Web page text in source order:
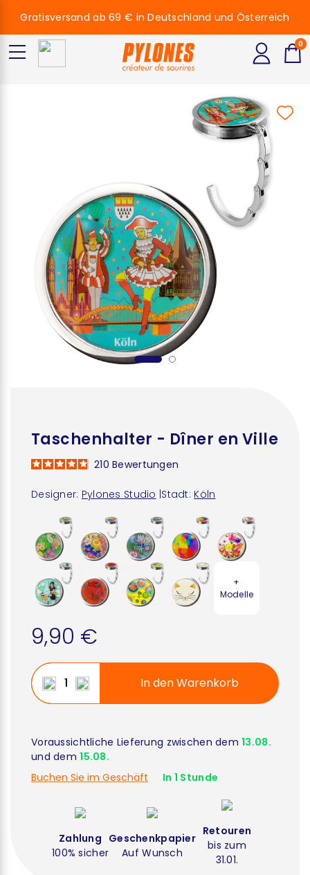
Taschenhalter - Dîner en Ville
Designer: Pylones Studio Stadt: Köln
210Bewertungen
+
Modelle
9,90 €
In den Warenkorb
Voraussichtliche Lieferung zwischen dem13.08.
und dem15.08.
Buchen Sie im Geschäft
In 1 Stunde
Zahlung
100% sicher
Geschenkpapier
Auf Wunsch
Retouren
bis zum
31.01.
Gratisversand ab 69 € in Deutschland und Österreich
0